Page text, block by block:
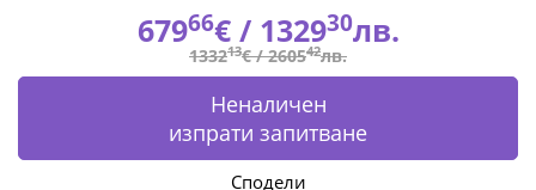
67966€ / 132930лв.
133213€ /260542лв.
Неналичен
изпрати запитване
Сподели